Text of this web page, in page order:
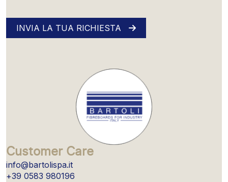
INVIA LA TUA RICHIESTA
Customer Care
info@bartolispa.it
+39 0583 980196